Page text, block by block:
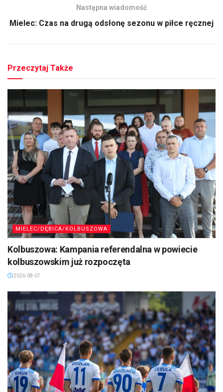
Następna wiadomość
Mielec: Czas na drugą odsłonę sezonu w piłce ręcznej
Przeczytaj Także
MIELEC/DĘBICA/KOLBUSZOWA
Kolbuszowa: Kampania referendalna w powiecie
kolbuszowskim już rozpoczęta
2026-08-07